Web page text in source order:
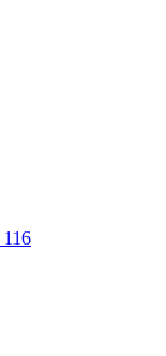
116